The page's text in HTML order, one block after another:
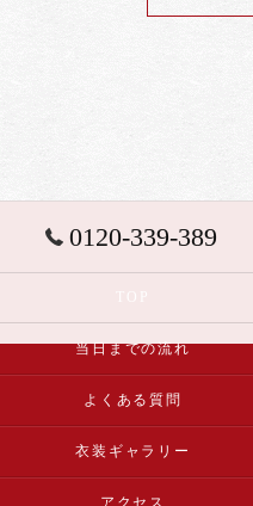
0120-339-389
当日までの流れ
よくある質問
衣装ギャラリー
アクセス